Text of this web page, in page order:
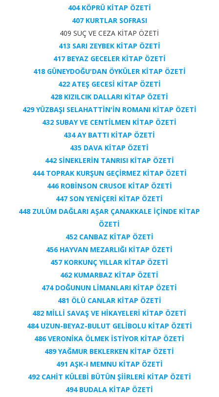
404 KÖPRÜ KİTAP ÖZETİ
407 KURTLAR SOFRASI
409 SUÇ VE CEZA KİTAP ÖZETİ
413 SARI ZEYBEK KİTAP ÖZETİ
417 BEYAZ GECELER KİTAP ÖZETİ
418 GÜNEYDOĞU'DAN ÖYKÜLER KİTAP ÖZETİ
422 ATEŞ GECESİ KİTAP ÖZETİ
428 KIZILCIK DALLARI KİTAP ÖZETİ
429 YÜZBAŞI SELAHATTİN'İN ROMANI KİTAP ÖZETİ
432 SUBAY VE CENTİLMEN KİTAP ÖZETİ
434 AY BATTI KİTAP ÖZETİ
435 DAVA KİTAP ÖZETİ
442 SİNEKLERİN TANRISI KİTAP ÖZETİ
444 TOPRAK KURŞUN GEÇİRMEZ KİTAP ÖZETİ
446 ROBİNSON CRUSOE KİTAP ÖZETİ
447 SON YENİÇERİ KİTAP ÖZETİ
448 ZULÜM DAĞLARI AŞAR ÇANAKKALE İÇİNDE KİTAP
ÖZETİ
452 CANBAZ KİTAP ÖZETİ
456 HAYVAN MEZARLIĞI KİTAP ÖZETİ
457 KORKUNÇ YILLAR KİTAP ÖZETİ
462 KUMARBAZ KİTAP ÖZETİ
474 DOĞUNUN LİMANLARI KİTAP ÖZETİ
481 ÖLÜ CANLAR KİTAP ÖZETİ
482 MİLLİ SAVAŞ VE HİKAYELERİ KİTAP ÖZETİ
484 UZUN-BEYAZ-BULUT GELİBOLU KİTAP ÖZETİ
486 VERONİKA ÖLMEK İSTİYOR KİTAP ÖZETİ
489 YAĞMUR BEKLERKEN KİTAP ÖZETİ
491 AŞK-I MEMNU KİTAP ÖZETİ
492 CAHİT KÜLEBİ BÜTÜN ŞİİRLERİ KİTAP ÖZETİ
494 BUDALA KİTAP ÖZETİ